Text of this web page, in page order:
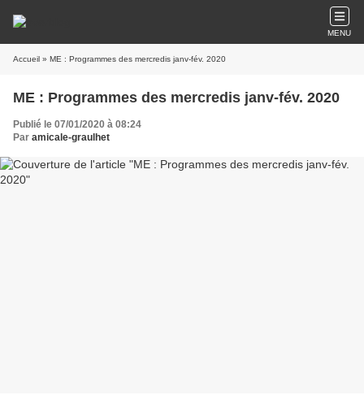
MENU
Accueil » ME : Programmes des mercredis janv-fév. 2020
ME : Programmes des mercredis janv-fév. 2020
Publié le 07/01/2020 à 08:24
Par amicale-graulhet